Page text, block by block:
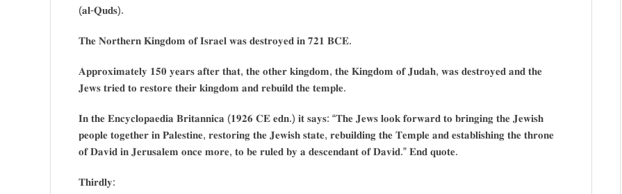
(𝐚𝐥-𝐐𝐮𝐝𝐬).
𝐓𝐡𝐞 𝐍𝐨𝐫𝐭𝐡𝐞𝐫𝐧 𝐊𝐢𝐧𝐠𝐝𝐨𝐦 𝐨𝐟 𝐈𝐬𝐫𝐚𝐞𝐥 𝐰𝐚𝐬 𝐝𝐞𝐬𝐭𝐫𝐨𝐲𝐞𝐝 𝐢𝐧 𝟕𝟐𝟏 𝐁𝐂𝐄.
𝐀𝐩𝐩𝐫𝐨𝐱𝐢𝐦𝐚𝐭𝐞𝐥𝐲 𝟏𝟓𝟎 𝐲𝐞𝐚𝐫𝐬 𝐚𝐟𝐭𝐞𝐫 𝐭𝐡𝐚𝐭, 𝐭𝐡𝐞 𝐨𝐭𝐡𝐞𝐫 𝐤𝐢𝐧𝐠𝐝𝐨𝐦, 𝐭𝐡𝐞 𝐊𝐢𝐧𝐠𝐝𝐨𝐦 𝐨𝐟 𝐉𝐮𝐝𝐚𝐡, 𝐰𝐚𝐬 𝐝𝐞𝐬𝐭𝐫𝐨𝐲𝐞𝐝 𝐚𝐧𝐝 𝐭𝐡𝐞
𝐉𝐞𝐰𝐬 𝐭𝐫𝐢𝐞𝐝 𝐭𝐨 𝐫𝐞𝐬𝐭𝐨𝐫𝐞 𝐭𝐡𝐞𝐢𝐫 𝐤𝐢𝐧𝐠𝐝𝐨𝐦 𝐚𝐧𝐝 𝐫𝐞𝐛𝐮𝐢𝐥𝐝 𝐭𝐡𝐞 𝐭𝐞𝐦𝐩𝐥𝐞.
𝐈𝐧 𝐭𝐡𝐞 𝐄𝐧𝐜𝐲𝐜𝐥𝐨𝐩𝐚𝐞𝐝𝐢𝐚 𝐁𝐫𝐢𝐭𝐚𝐧𝐧𝐢𝐜𝐚 (𝟏𝟗𝟐𝟔 𝐂𝐄 𝐞𝐝𝐧.) 𝐢𝐭 𝐬𝐚𝐲𝐬: “𝐓𝐡𝐞 𝐉𝐞𝐰𝐬 𝐥𝐨𝐨𝐤 𝐟𝐨𝐫𝐰𝐚𝐫𝐝 𝐭𝐨 𝐛𝐫𝐢𝐧𝐠𝐢𝐧𝐠 𝐭𝐡𝐞 𝐉𝐞𝐰𝐢𝐬𝐡
𝐩𝐞𝐨𝐩𝐥𝐞 𝐭𝐨𝐠𝐞𝐭𝐡𝐞𝐫 𝐢𝐧 𝐏𝐚𝐥𝐞𝐬𝐭𝐢𝐧𝐞, 𝐫𝐞𝐬𝐭𝐨𝐫𝐢𝐧𝐠 𝐭𝐡𝐞 𝐉𝐞𝐰𝐢𝐬𝐡 𝐬𝐭𝐚𝐭𝐞, 𝐫𝐞𝐛𝐮𝐢𝐥𝐝𝐢𝐧𝐠 𝐭𝐡𝐞 𝐓𝐞𝐦𝐩𝐥𝐞 𝐚𝐧𝐝 𝐞𝐬𝐭𝐚𝐛𝐥𝐢𝐬𝐡𝐢𝐧𝐠 𝐭𝐡𝐞 𝐭𝐡𝐫𝐨𝐧𝐞
𝐨𝐟 𝐃𝐚𝐯𝐢𝐝 𝐢𝐧 𝐉𝐞𝐫𝐮𝐬𝐚𝐥𝐞𝐦 𝐨𝐧𝐜𝐞 𝐦𝐨𝐫𝐞, 𝐭𝐨 𝐛𝐞 𝐫𝐮𝐥𝐞𝐝 𝐛𝐲 𝐚 𝐝𝐞𝐬𝐜𝐞𝐧𝐝𝐚𝐧𝐭 𝐨𝐟 𝐃𝐚𝐯𝐢𝐝.” 𝐄𝐧𝐝 𝐪𝐮𝐨𝐭𝐞.
𝐓𝐡𝐢𝐫𝐝𝐥𝐲: